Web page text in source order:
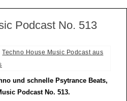
Podcast No. 513
,Techno House Music Podcast aus
und schnelle Psytrance Beats,
Podcast No. 513.